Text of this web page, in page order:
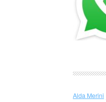
Alda Merini